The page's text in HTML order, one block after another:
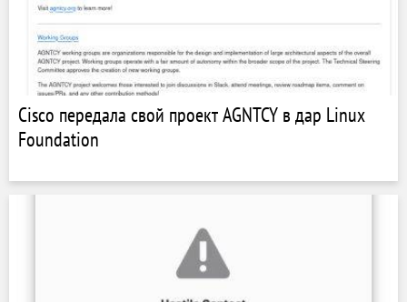
Cisco передала свой проект AGNTCY в дар Linux
Foundation